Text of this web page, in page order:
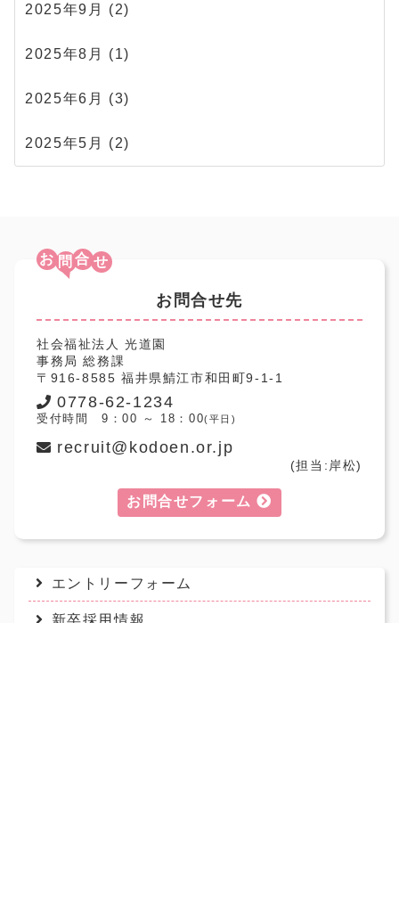
2025年9月 (2)
2025年8月 (1)
2025年6月 (3)
2025年5月 (2)
エントリーフォーム
新卒採用情報
お 合
お問合せ先
社会福祉法人 光道園
事務局 総務課
〒916-8585 福井県鯖江市和田町9-1-1
0778-62-1234
受付時間 9：00 ～ 18：00(平日)
recruit@kodoen.or.jp
(担当:岸松)
お問合せフォーム